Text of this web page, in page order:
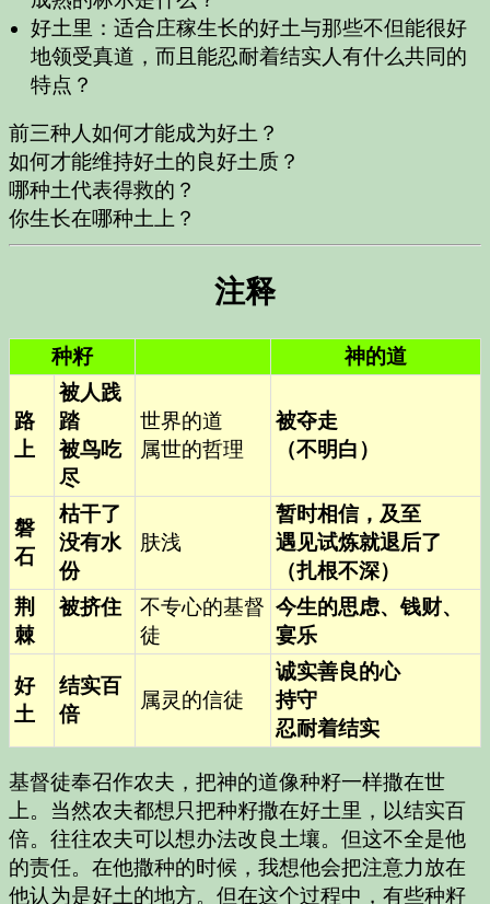
好土里：适合庄稼生长的好土与那些不但能很好
地领受真道，而且能忍耐着结实人有什么共同的
特点？
前三种人如何才能成为好土？
如何才能维持好土的良好土质？
哪种土代表得救的？
你生长在哪种土上？
注释
种籽 神的道
路
上
被人践
踏
被鸟吃
尽
世界的道
属世的哲理
被夺走
（不明白）
磐
石
枯干了
没有水
份
肤浅
暂时相信，及至
遇见试炼就退后了
（扎根不深）
荆
棘
被挤住
不专心的基督
徒
今生的思虑、钱财、
宴乐
好
土
结实百
倍
属灵的信徒
诚实善良的心
持守
忍耐着结实
基督徒奉召作农夫，把神的道像种籽一样撒在世
上。当然农夫都想只把种籽撒在好土里，以结实百
倍。往往农夫可以想办法改良土壤。但这不全是他
的责任。在他撒种的时候，我想他会把注意力放在
他认为是好土的地方。但在这个过程中，有些种籽